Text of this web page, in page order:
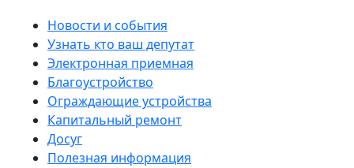
Новости и события
Узнать кто ваш депутат
Электронная приемная
Благоустройство
Ограждающие устройства
Капитальный ремонт
Досуг
Полезная информация